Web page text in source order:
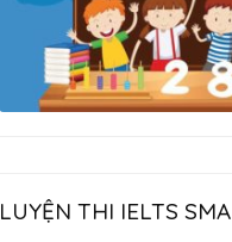
LUYỆN THI IELTS